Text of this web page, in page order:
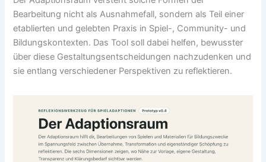
Bearbeitung nicht als Ausnahmefall, sondern als Teil einer
etablierten und gelebten Praxis in Spiel-, Community- und
Bildungskontexten. Das Tool soll dabei helfen, bewusster
über diese Gestaltungsentscheidungen nachzudenken und
sie entlang verschiedener Perspektiven zu reflektieren.